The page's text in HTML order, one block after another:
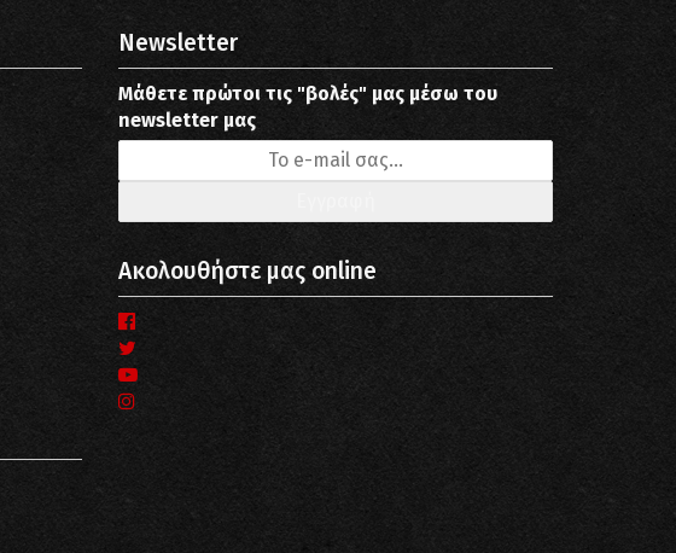
Newsletter
Μάθετε πρώτοι τις "βολές" μας μέσω του
newsletter μας
Ακολουθήστε μας online